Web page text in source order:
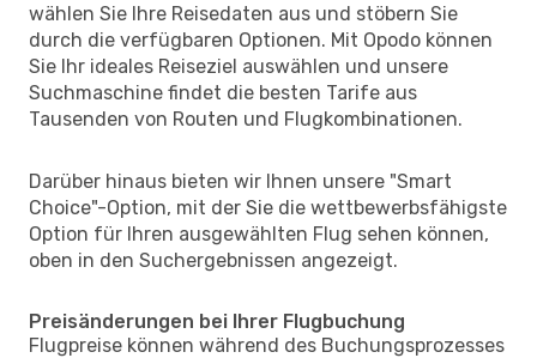
wählen Sie Ihre Reisedaten aus und stöbern Sie
durch die verfügbaren Optionen. Mit Opodo können
Sie Ihr ideales Reiseziel auswählen und unsere
Suchmaschine findet die besten Tarife aus
Tausenden von Routen und Flugkombinationen.
Darüber hinaus bieten wir Ihnen unsere "Smart
Choice"-Option, mit der Sie die wettbewerbsfähigste
Option für Ihren ausgewählten Flug sehen können,
oben in den Suchergebnissen angezeigt.
Preisänderungen bei Ihrer Flugbuchung
Flugpreise können während des Buchungsprozesses